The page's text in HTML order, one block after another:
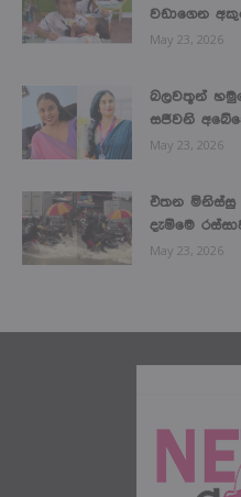
වඩාගෙන
May 23, 2026
බලවතූන්
සජීවනි
May 23, 2026
එතන මිනිස්සු
දැම්මෙ
May 23, 2026